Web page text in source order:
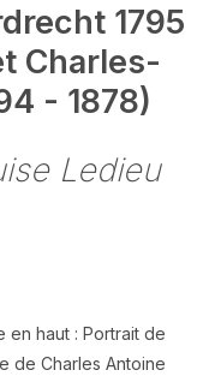
1795
Charles-
- 1878)
Ledieu
en haut : Portrait de
de Charles Antoine